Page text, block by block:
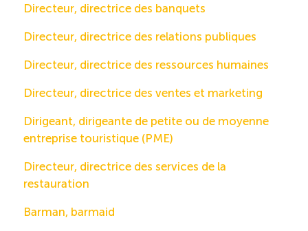
Directeur, directrice des banquets
Directeur, directrice des relations publiques
Directeur, directrice des ressources humaines
Directeur, directrice des ventes et marketing
Dirigeant, dirigeante de petite ou de moyenne
entreprise touristique (PME)
Directeur, directrice des services de la
restauration
Barman, barmaid